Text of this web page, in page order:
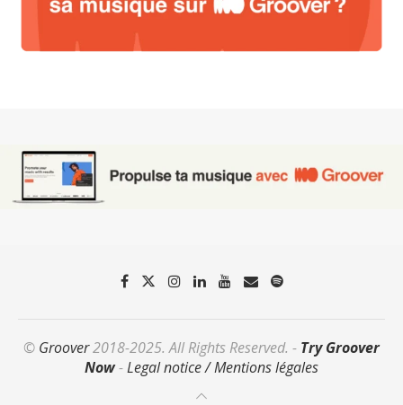
© Groover2018-2025. All Rights Reserved. - Try Groover
Now-Legal notice / Mentions légales